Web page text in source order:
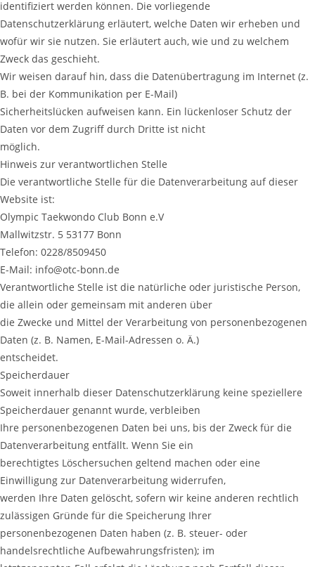
identifiziert werden können. Die vorliegende
Datenschutzerklärung erläutert, welche Daten wir erheben und
wofür wir sie nutzen. Sie erläutert auch, wie und zu welchem
Zweck das geschieht.
Wir weisen darauf hin, dass die Datenübertragung im Internet (z.
B. bei der Kommunikation per E-Mail)
Sicherheitslücken aufweisen kann. Ein lückenloser Schutz der
Daten vor dem Zugriff durch Dritte ist nicht
möglich.
Hinweis zur verantwortlichen Stelle
Die verantwortliche Stelle für die Datenverarbeitung auf dieser
Website ist:
Olympic Taekwondo Club Bonn e.V
Mallwitzstr. 5 53177 Bonn
Telefon: 0228/8509450
E-Mail: info@otc-bonn.de
Verantwortliche Stelle ist die natürliche oder juristische Person,
die allein oder gemeinsam mit anderen über
die Zwecke und Mittel der Verarbeitung von personenbezogenen
Daten (z. B. Namen, E-Mail-Adressen o. Ä.)
entscheidet.
Speicherdauer
Soweit innerhalb dieser Datenschutzerklärung keine speziellere
Speicherdauer genannt wurde, verbleiben
Ihre personenbezogenen Daten bei uns, bis der Zweck für die
Datenverarbeitung entfällt. Wenn Sie ein
berechtigtes Löschersuchen geltend machen oder eine
Einwilligung zur Datenverarbeitung widerrufen,
werden Ihre Daten gelöscht, sofern wir keine anderen rechtlich
zulässigen Gründe für die Speicherung Ihrer
personenbezogenen Daten haben (z. B. steuer- oder
handelsrechtliche Aufbewahrungsfristen); im